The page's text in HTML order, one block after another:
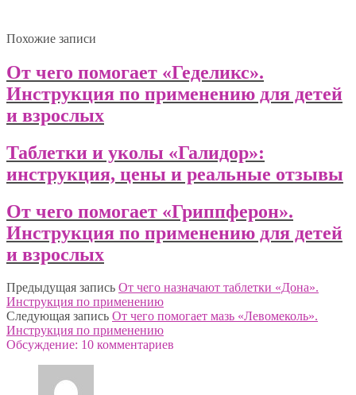
Похожие записи
От чего помогает «Геделикс».
Инструкция по применению для детей
и взрослых
Таблетки и уколы «Галидор»:
инструкция, цены и реальные отзывы
От чего помогает «Гриппферон».
Инструкция по применению для детей
и взрослых
Предыдущая запись От чего назначают таблетки «Дона».
Инструкция по применению
Следующая запись От чего помогает мазь «Левомеколь».
Инструкция по применению
Обсуждение: 10 комментариев